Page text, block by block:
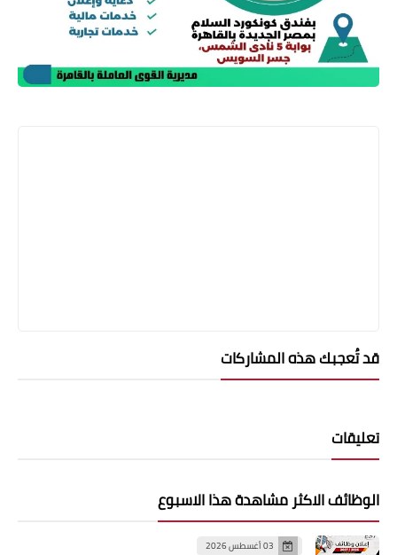
قد تُعجبك هذه المشاركات
تعليقات
الوظائف الاكثر مشاهدة هذا الاسبوع
03 أغسطس 2026